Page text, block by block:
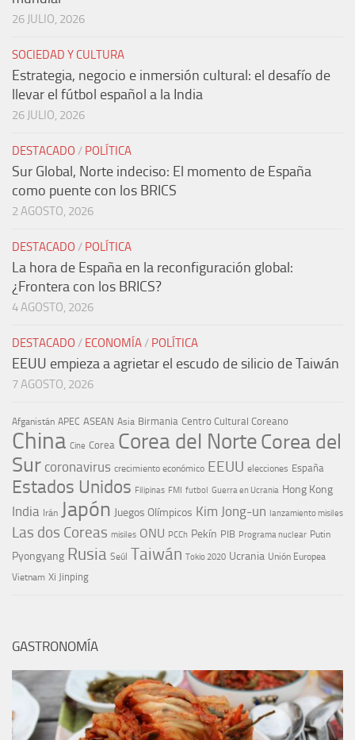
26 JULIO, 2026
SOCIEDAD Y CULTURA
Estrategia, negocio e inmersión cultural: el desafío de
llevar el fútbol español a la India
26 JULIO, 2026
DESTACADO / POLÍTICA
Sur Global, Norte indeciso: El momento de España
como puente con los BRICS
2 AGOSTO, 2026
DESTACADO / POLÍTICA
La hora de España en la reconfiguración global:
¿Frontera con los BRICS?
4 AGOSTO, 2026
DESTACADO / ECONOMÍA/ POLÍTICA
EEUU empieza a agrietar el escudo de silicio de Taiwán
7 AGOSTO, 2026
Afganistán APEC ASEAN Asia Birmania Centro Cultural Coreano
China Cine Corea Corea del NorteCorea del
Sur coronavirus crecimiento económico EEUU elecciones España
Estados Unidos Filipinas FMI futbol Guerra en Ucrania Hong Kong
India Irán Japón Juegos Olímpicos Kim Jong-un lanzamiento misiles
Las dos Coreas misiles ONU PCCh Pekín PIB Programa nuclear Putin
Pyongyang Rusia Seúl Taiwán Tokio 2020 Ucrania Unión Europea
Vietnam Xi Jinping
GASTRONOMÍA